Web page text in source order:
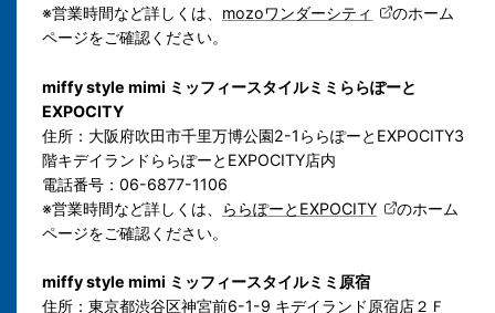
※営業時間など詳しくは、 mozoワンダーシティ
のホーム
ページをご確認ください。
miffy style mimi ミッフィースタイルミミららぽーと
EXPOCITY
住所： 大阪府吹田市千里万博公園2-1ららぽーとEXPOCITY3
階キデイランドららぽーとEXPOCITY店内
電話番号：06-6877-1106
※営業時間など詳しくは、
ららぽーとEXPOCITY
のホーム
ページをご確認ください。
miffy style mimi ミッフィースタイルミミ原宿
住所：東京都渋谷区神宮前6-1-9 キデイランド原宿店２Ｆ